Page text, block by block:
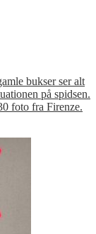
bukser ser alt
på spidsen.
foto fra Firenze.